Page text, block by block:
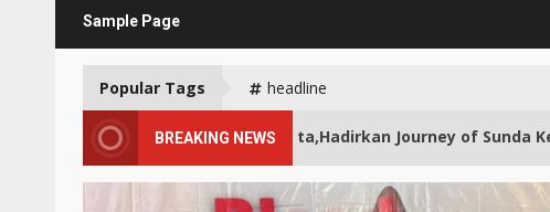
Sample Page
Popular Tags headline
BREAKING NEWS
Wuruk Jakarta,Hadirkan Journey of Sunda Kelapa 2